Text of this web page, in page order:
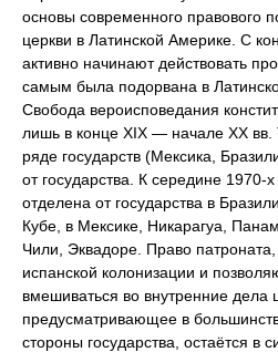
основы современного правового
церкви в Латинской Америке. С
активно начинают действовать
самым была подорвана в
Свобода вероисповедания
лишь в конце XIX — начале XX
ряде государств (Мексика,
от государства. К середине 1970-х
отделена от государства в
Кубе, в Мексике, Никарагуа,
Чили, Эквадоре. Право
испанской колонизации и
вмешиваться во внутренние дела
предусматривающее в
стороны государства, остаётся в